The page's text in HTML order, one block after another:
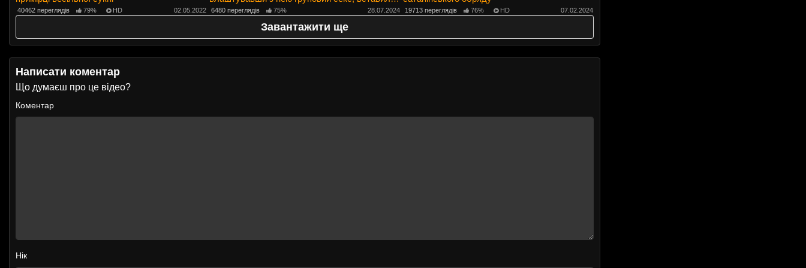
40462 переглядів 79% HD 02.05.2022
члени у всі дірки.
6480 переглядів 75% 28.07.2024 19713 переглядів 76% HD 07.02.2024
Завантажити ще
Написати коментар
Що думаєш про це відео?
Коментар
Нік